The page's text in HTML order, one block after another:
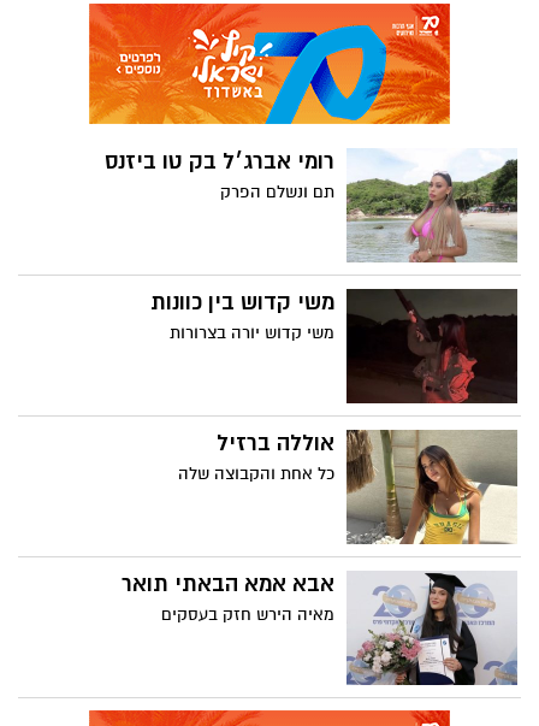
רומי אברג׳ל בק טו ביזנס
תם ונשלם הפרק
משי קדוש בין כוונות
משי קדוש יורה בצרורות
אוללה ברזיל
כל אחת והקבוצה שלה
אבא אמא הבאתי תואר
מאיה הירש חזק בעסקים